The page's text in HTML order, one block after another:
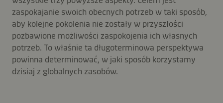
zaspokajanie swoich obecnych potrzeb w taki sposób,
aby kolejne pokolenia nie zostały w przyszłości
pozbawione możliwości zaspokojenia ich własnych
potrzeb. To właśnie ta długoterminowa perspektywa
powinna determinować, w jaki sposób korzystamy
dzisiaj z globalnych zasobów.